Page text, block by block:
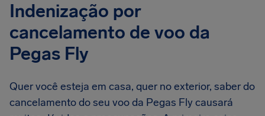
Indenização por
cancelamento de voo da
Pegas Fly
Quer você esteja em casa, quer no exterior, saber do
cancelamento do seu voo da Pegas Fly causará